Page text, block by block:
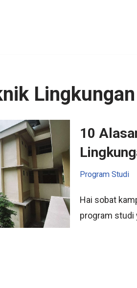
10
Program Studi
Hai sobat
program studi